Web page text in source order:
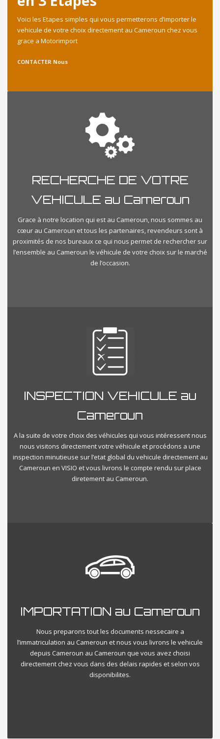
Voici les Etapes simples qui vous permetterons d’importer le
vehicule de votre choix directement au Cameroun chez vous
grace a Motorimport
CONTACTER Nous
RECHERCHE DE VOTRE
VEHICULE au Cameroun
Grace à notre location qui est au Cameroun, nous sommes au
cœur au Cameroun et tous les partenaires, revendeurs sont à
proximités de nos bureaux ce qui nous permet de rechercher sur
l’ensemble au Cameroun le véhicule de votre choix sur le marché
de l’occasion.
INSPECTION VEHICULE au
Cameroun
A la suite de votre choix des véhicules qui vous intéressent nous
nous visitons directement votre véhicule et procédons a une
inspection minutieuse sur l’etat global du vehicule directement au
Cameroun en VISIO et vous livrons le compte rendu sur place
diretement au Cameroun.
IMPORTATION au Cameroun
Nous preparons tout les documents nessecaire a
l’immatriculation au Cameroun et nous vous livrons le vehicule
depuis Cameroun au Cameroun que vous avez choisi
directement chez vous dans des delais rapides et selon vos
disponibilites.